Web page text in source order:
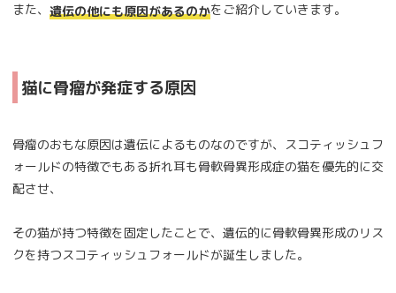
また、 遺伝の他にも原因があるのかをご紹介していきます。
猫に骨瘤が発症する原因
骨瘤のおもな原因は遺伝によるものなのですが、スコティッシュフ
ォールドの特徴でもある折れ耳も骨軟骨異形成症の猫を優先的に交
配させ、
その猫が持つ特徴を固定したことで、遺伝的に骨軟骨異形成のリス
クを持つスコティッシュフォールドが誕生しました。